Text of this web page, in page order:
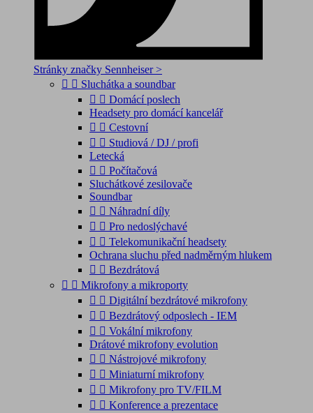
Stránky značky Sennheiser >
  Sluchátka a soundbar
  Domácí poslech
Headsety pro domácí kancelář
  Cestovní
  Studiová / DJ / profi
Letecká
  Počítačová
Sluchátkové zesilovače
Soundbar
  Náhradní díly
  Pro nedoslýchavé
  Telekomunikační headsety
Ochrana sluchu před nadměrným hlukem
  Bezdrátová
  Mikrofony a mikroporty
  Digitální bezdrátové mikrofony
  Bezdrátový odposlech - IEM
  Vokální mikrofony
Drátové mikrofony evolution
  Nástrojové mikrofony
  Miniaturní mikrofony
  Mikrofony pro TV/FILM
  Konference a prezentace